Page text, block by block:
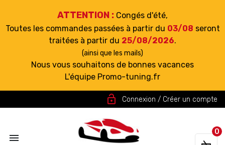
ATTENTION : Congés d'été,
Toutes les commandes passées à partir du 03/08 seront
traitées à partir du 25/08/2026.
(ainsi que les mails)
Nous vous souhaitons de bonnes vacances
L'équipe Promo-tuning.fr
lock_open Connexion / Créer un compte

0